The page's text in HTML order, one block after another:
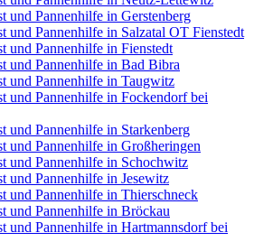
und Pannenhilfe in Gerstenberg
und Pannenhilfe in Salzatal OT Fienstedt
und Pannenhilfe in Fienstedt
und Pannenhilfe in Bad Bibra
und Pannenhilfe in Taugwitz
und Pannenhilfe in Fockendorf bei
und Pannenhilfe in Starkenberg
und Pannenhilfe in Großheringen
und Pannenhilfe in Schochwitz
und Pannenhilfe in Jesewitz
und Pannenhilfe in Thierschneck
und Pannenhilfe in Bröckau
und Pannenhilfe in Hartmannsdorf bei